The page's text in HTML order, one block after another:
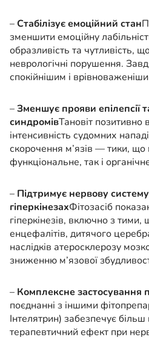
–Стабілізує емоційний стан
зменшити емоційну
образливість та чутливість,
неврологічні порушення.
спокійнішим і
–Зменшує прояви епілепсії
синдромівТановіт позитивно
інтенсивність судомних
скорочення м’язів — тики,
функціональне, так і
– Підтримує нервову
гіперкінезахФітозасіб
гіперкінезів, включно з
енцефалітів, дитячого
наслідків атеросклерозу
зниженню м’язової
– Комплексне застосування
поєднанні з іншими
Інтелятрин) забезпечує
терапевтичний ефект при